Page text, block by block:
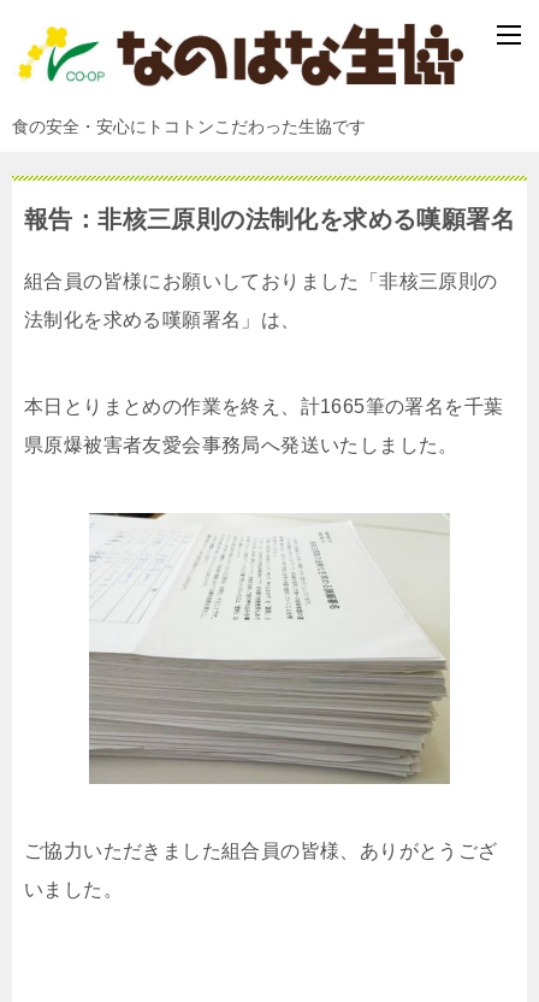
食の安全・安心にトコトンこだわった生協です
報告：非核三原則の法制化を求める嘆願署名
組合員の皆様にお願いしておりました「非核三原則の
法制化を求める嘆願署名」は、
本日とりまとめの作業を終え、計1665筆の署名を千葉
県原爆被害者友愛会事務局へ発送いたしました。
ご協力いただきました組合員の皆様、ありがとうござ
いました。